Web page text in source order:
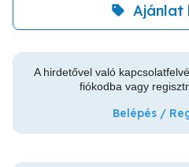
Ajánlat
A hirdetővel való
fiókodba vagy
Belépés /